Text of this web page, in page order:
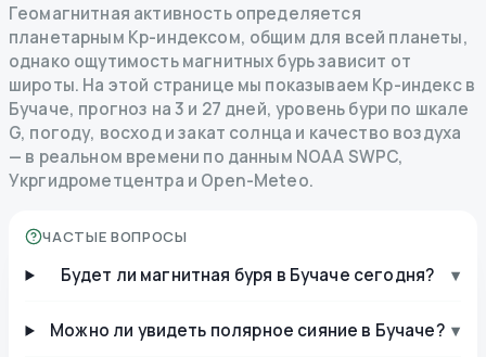
Геомагнитная активность определяется
планетарным Kp-индексом, общим для всей планеты,
однако ощутимость магнитных бурь зависит от
широты. На этой странице мы показываем Kp-индекс в
Бучаче, прогноз на 3 и 27 дней, уровень бури по шкале
G, погоду, восход и закат солнца и качество воздуха
— в реальном времени по данным NOAA SWPC,
Укргидрометцентра и Open-Meteo.
ЧАСТЫЕ ВОПРОСЫ
Будет ли магнитная буря в Бучаче сегодня? ▾
Можно ли увидеть полярное сияние в Бучаче? ▾